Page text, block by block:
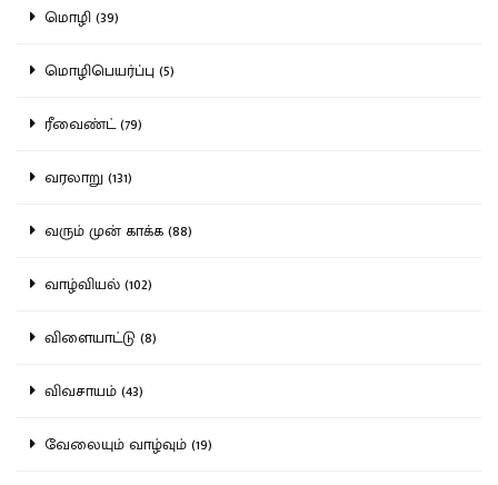
மொழி (39)
மொழிபெயர்ப்பு (5)
ரீவைண்ட் (79)
வரலாறு (131)
வரும் முன் காக்க (88)
வாழ்வியல் (102)
விளையாட்டு (8)
விவசாயம் (43)
வேலையும் வாழ்வும் (19)